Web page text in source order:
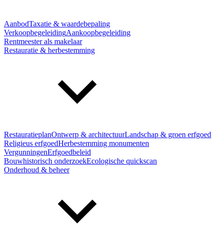
AanbodTaxatie & waardebepaling
VerkoopbegeleidingAankoopbegeleiding
Rentmeester als makelaar
Restauratie & herbestemming
RestauratieplanOntwerp & architectuurLandschap & groen erfgoed
Religieus erfgoedHerbestemming monumenten
VergunningenErfgoedbeleid
Bouwhistorisch onderzoekEcologische quickscan
Onderhoud & beheer